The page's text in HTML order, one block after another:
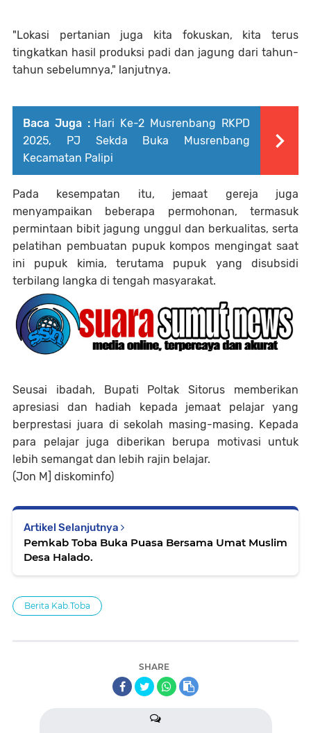
"Lokasi pertanian juga kita fokuskan, kita terus
tingkatkan hasil produksi padi dan jagung dari tahun-
tahun sebelumnya," lanjutnya.
Baca Juga : Hari Ke-2 Musrenbang RKPD
2025, PJ Sekda Buka Musrenbang
Kecamatan Palipi
Pada kesempatan itu, jemaat gereja juga
menyampaikan beberapa permohonan, termasuk
permintaan bibit jagung unggul dan berkualitas, serta
pelatihan pembuatan pupuk kompos mengingat saat
ini pupuk kimia, terutama pupuk yang disubsidi
terbilang langka di tengah masyarakat.
Seusai ibadah, Bupati Poltak Sitorus memberikan
apresiasi dan hadiah kepada jemaat pelajar yang
berprestasi juara di sekolah masing-masing. Kepada
para pelajar juga diberikan berupa motivasi untuk
lebih semangat dan lebih rajin belajar.
(Jon M] diskominfo)
Artikel Selanjutnya
Pemkab Toba Buka Puasa Bersama Umat Muslim
Desa Halado.
Berita Kab.Toba
SHARE